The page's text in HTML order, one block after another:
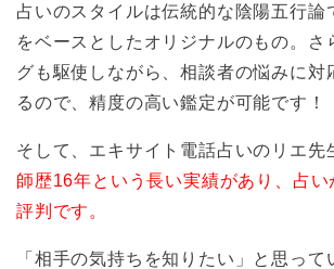
占いのスタイルは伝統的な陰陽五行論
をベースとしたオリジナルのもの。さ
グも駆使しながら、相談者の悩みに対
るので、精度の高い鑑定が可能です！
そして、エキサイト電話占いのリエ先
師歴16年という長い実績があり、占い
評判です。
「相手の気持ちを知りたい」と思って